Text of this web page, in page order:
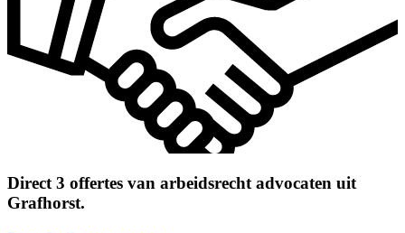
Direct 3 offertes van arbeidsrecht advocaten uit
Grafhorst.